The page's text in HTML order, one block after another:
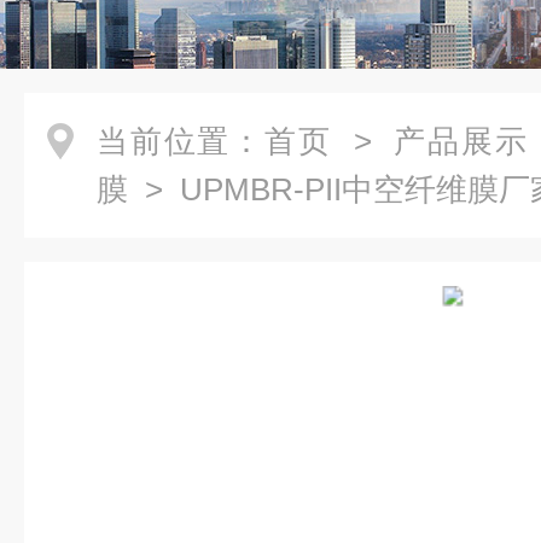
当前位置： 首页 > 产品展示
膜 > UPMBR-PII中空纤维膜厂